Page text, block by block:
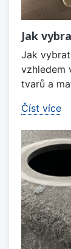
Jak
Jak
vzhledem
tvarů a
Číst více